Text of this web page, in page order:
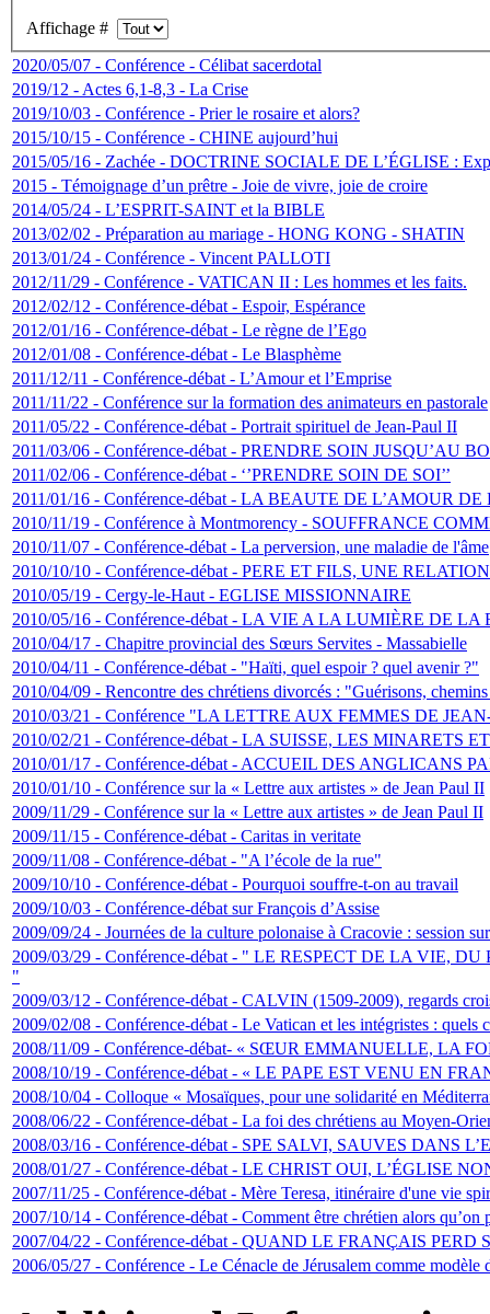
Affichage #
2020/05/07 - Conférence - Célibat sacerdotal
2019/12 - Actes 6,1-8,3 - La Crise
2019/10/03 - Conférence - Prier le rosaire et alors?
2015/10/15 - Conférence - CHINE aujourd’hui
2015/05/16 - Zachée - DOCTRINE SOCIALE DE L’ÉGLISE :
2015 - Témoignage d’un prêtre - Joie de vivre, joie de croire
2014/05/24 - L’ESPRIT-SAINT et la BIBLE
2013/02/02 - Préparation au mariage - HONG KONG - SHATIN
2013/01/24 - Conférence - Vincent PALLOTI
2012/11/29 - Conférence - VATICAN II : Les hommes et les faits.
2012/02/12 - Conférence-débat - Espoir, Espérance
2012/01/16 - Conférence-débat - Le règne de l’Ego
2012/01/08 - Conférence-débat - Le Blasphème
2011/12/11 - Conférence-débat - L’Amour et l’Emprise
2011/11/22 - Conférence sur la formation des animateurs en pastorale
2011/05/22 - Conférence-débat - Portrait spirituel de Jean-Paul II
2011/03/06 - Conférence-débat - PRENDRE SOIN JUSQU’AU
2011/02/06 - Conférence-débat - ‘’PRENDRE SOIN DE SOI’’
2011/01/16 - Conférence-débat - LA BEAUTE DE L’AMOUR
2010/11/19 - Conférence à Montmorency - SOUFFRANCE
2010/11/07 - Conférence-débat - La perversion, une maladie de l'âme
2010/10/10 - Conférence-débat - PERE ET FILS, UNE
2010/05/19 - Cergy-le-Haut - EGLISE MISSIONNAIRE
2010/05/16 - Conférence-débat - LA VIE A LA LUMIÈRE DE LA
2010/04/17 - Chapitre provincial des Sœurs Servites - Massabielle
2010/04/11 - Conférence-débat - "Haïti, quel espoir ? quel avenir ?"
2010/04/09 - Rencontre des chrétiens divorcés : "Guérisons,
2010/03/21 - Conférence "LA LETTRE AUX FEMMES DE
2010/02/21 - Conférence-débat - LA SUISSE, LES MINARETS
2010/01/17 - Conférence-débat - ACCUEIL DES ANGLICANS
2010/01/10 - Conférence sur la « Lettre aux artistes » de Jean Paul II
2009/11/29 - Conférence sur la « Lettre aux artistes » de Jean Paul II
2009/11/15 - Conférence-débat - Caritas in veritate
2009/11/08 - Conférence-débat - "A l’école de la rue"
2009/10/10 - Conférence-débat - Pourquoi souffre-t-on au travail
2009/10/03 - Conférence-débat sur François d’Assise
2009/09/24 - Journées de la culture polonaise à Cracovie : session
2009/03/29 - Conférence-débat - " LE RESPECT DE LA VIE,
"
2009/03/12 - Conférence-débat - CALVIN (1509-2009), regards
2009/02/08 - Conférence-débat - Le Vatican et les intégristes : quels
2008/11/09 - Conférence-débat- « SŒUR EMMANUELLE, LA
2008/10/19 - Conférence-débat - « LE PAPE EST VENU EN
2008/10/04 - Colloque « Mosaïques, pour une solidarité en
2008/06/22 - Conférence-débat - La foi des chrétiens au Moyen-
2008/03/16 - Conférence-débat - SPE SALVI, SAUVES DANS
2008/01/27 - Conférence-débat - LE CHRIST OUI, L’ÉGLISE
2007/11/25 - Conférence-débat - Mère Teresa, itinéraire d'une vie
2007/10/14 - Conférence-débat - Comment être chrétien alors qu’on
2007/04/22 - Conférence-débat - QUAND LE FRANÇAIS PERD
2006/05/27 - Conférence - Le Cénacle de Jérusalem comme modèle